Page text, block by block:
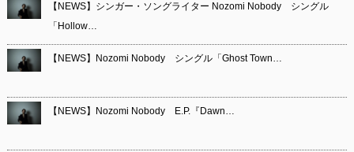
【NEWS】シンガー・ソングライター Nozomi Nobody シングル
「Hollow…
【NEWS】Nozomi Nobody シングル「Ghost Town…
【NEWS】Nozomi Nobody E.P.『Dawn…